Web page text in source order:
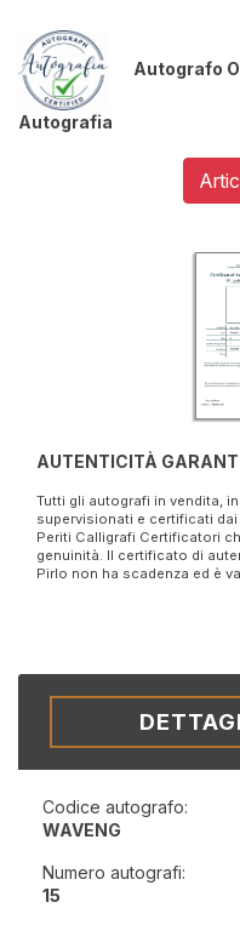
Autografo
Autografia
AUTENTICITÀ
Tutti gli autografi in vendita,
supervisionati e certificati
Periti Calligrafi Certificatori
genuinità. Il certificato di
Pirlo non ha scadenza ed è
Codice autografo:
WAVENG
Numero autografi:
15